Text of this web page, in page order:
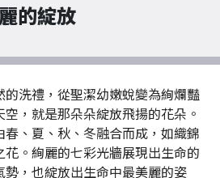
的綻放
洗禮，從聖潔幼嫩蛻變為絢爛豔
，就是那朵朵綻放飛揚的花朵。
、夏、秋、冬融合而成，如織錦
。絢麗的七彩光牆展現出生命的
，也綻放出生命中最美麗的姿